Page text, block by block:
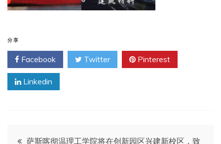
分享
Facebook Twitter Pinterest
Linkedin
文 萨斯喀彻温理工学院将在创新园区兴建新校区，致